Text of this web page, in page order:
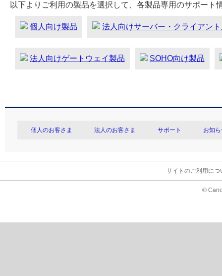
以下よりご利用の製品を選択して、各製品専用のサポート
個人向け製品 法人向けサーバー・クライアン
法人向けゲートウェイ製品 SOHO向け製品
個人のお客さま 法人のお客さま サポート お知
サイトのご利用につ
©